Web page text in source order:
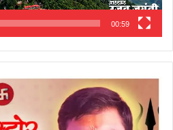
00:59